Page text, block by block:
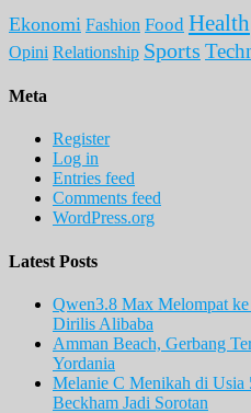
Ekonomi Fashion Food Health
Opini Relationship Sports
Meta
Register
Log in
Entries feed
Comments feed
WordPress.org
Latest Posts
Qwen3.8 Max Melompat
Dirilis Alibaba
Amman Beach, Gerbang
Yordania
Melanie C Menikah di Usia
Beckham Jadi Sorotan